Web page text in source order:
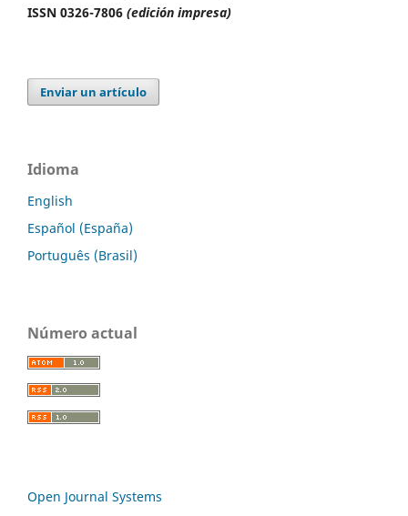
ISSN 0326-7806 (edición impresa)
Enviar un artículo
Idioma
English
Español (España)
Português (Brasil)
Número actual
Open Journal Systems